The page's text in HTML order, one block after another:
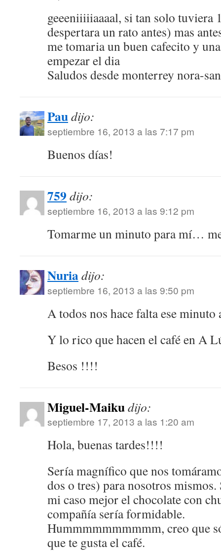
geeeniiiiiaaaal, si tan solo tuviera
despertara un rato antes) mas
me tomaria un buen cafecito y
empezar el dia
Saludos desde monterrey nora-san
Paudijo:
septiembre 16, 2013 a las 7:17 pm
Buenos días!
759 dijo:
septiembre 16, 2013 a las 9:12 pm
Tomarme un minuto para mí…
Nuriadijo:
septiembre 16, 2013 a las 9:50 pm
A todos nos hace falta ese
Y lo rico que hacen el café en
Besos !!!!
Miguel-Maikudijo:
septiembre 17, 2013 a las 1:20 am
Hola, buenas tardes!!!!
Sería magnífico que nos
dos o tres) para nosotros
mi caso mejor el chocolate con
compañía sería formidable.
Hummmmmmmmmm, creo que
que te gusta el café.